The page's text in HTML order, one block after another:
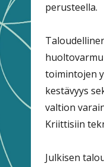
perusteella.
toimintojen
kestävyys
valtion
Kriittisiin
Julkisen